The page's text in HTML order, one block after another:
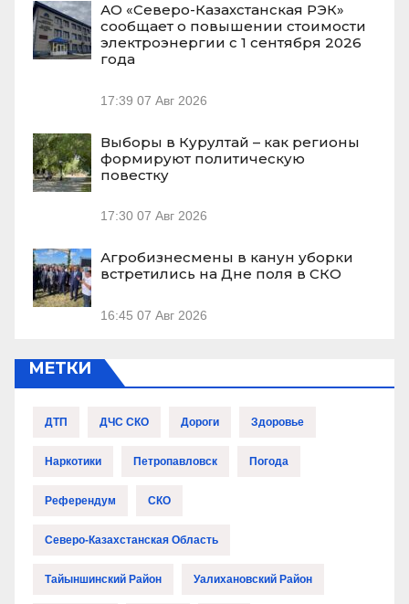
АО «Северо-Казахстанская РЭК»
сообщает о повышении стоимости
электроэнергии с 1 сентября 2026
года
17:39 07 Авг 2026
Выборы в Курултай – как регионы
формируют политическую
повестку
17:30 07 Авг 2026
Агробизнесмены в канун уборки
встретились на Дне поля в СКО
16:45 07 Авг 2026
МЕТКИ
ДТП ДЧС СКО Дороги Здоровье
Наркотики Петропавловск Погода
Референдум СКО
Северо-Казахстанская Область
Тайыншинский Район Уалихановский Район